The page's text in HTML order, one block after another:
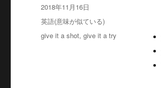
稿
投
稿
日:
2018年11月16日
カ
テ
ゴ
英語(意味が似ている)
タ
give it a shot,give it a try